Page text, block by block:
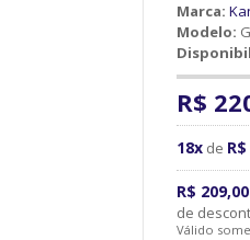
Marca:
Modelo:
R$
18x de
R$ 209,00
de
Válido